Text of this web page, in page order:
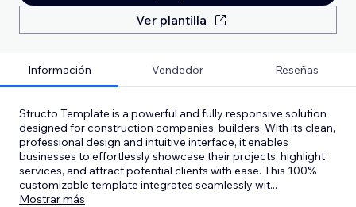
Ver plantilla
Información Vendedor Reseñas
Structo Template is a powerful and fully responsive solution
designed for construction companies, builders. With its clean,
professional design and intuitive interface, it enables
businesses to effortlessly showcase their projects, highlight
services, and attract potential clients with ease. This 100%
customizable template integrates seamlessly wit...
Mostrar más